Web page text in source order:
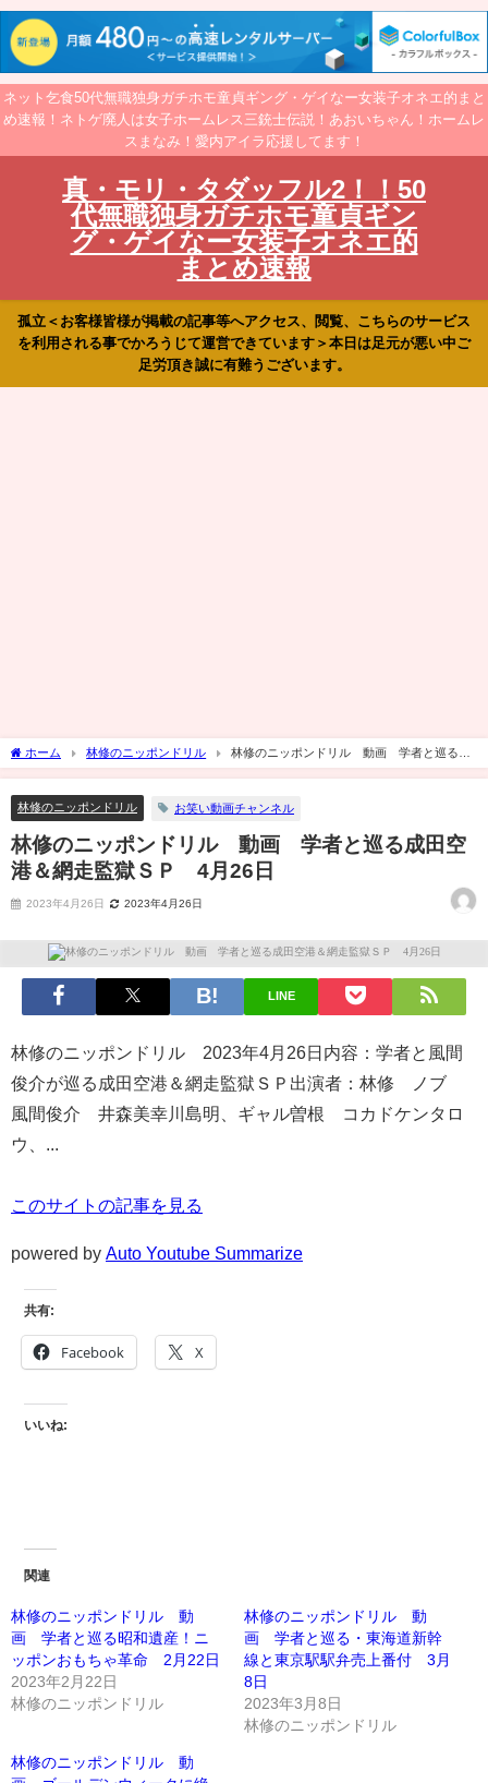
ネット乞食50代無職独身ガチホモ童貞ギング・ゲイなー女装子オネエ的まと
め速報！ネトゲ廃人は女子ホームレス三銃士伝説！あおいちゃん！ホームレ
スまなみ！愛内アイラ応援してます！
真・モリ・タダッフル2！！50
代無職独身ガチホモ童貞ギン
グ・ゲイなー女装子オネエ的
まとめ速報
孤立＜お客様皆様が掲載の記事等へアクセス、閲覧、こちらのサービス
を利用される事でかろうじて運営できています＞本日は足元が悪い中ご
足労頂き誠に有難うございます。
ホーム 林修のニッポンドリル
林修のニッポンドリル 動画 学者と巡る成
田空港＆網走監獄ＳＰ 4月26日
林修のニッポンドリル お笑い動画チャンネル
林修のニッポンドリル 動画 学者と巡る成田空
港＆網走監獄ＳＰ 4月26日
2023年4月26日 2023年4月26日
LINE
林修のニッポンドリル 2023年4月26日内容：学者と風間
俊介が巡る成田空港＆網走監獄ＳＰ出演者：林修 ノブ
風間俊介 井森美幸川島明、ギャル曽根 コカドケンタロ
ウ、...
このサイトの記事を見る
powered by Auto Youtube Summarize
共有:
Facebook X
いいね:
関連
林修のニッポンドリル 動
画 学者と巡る昭和遺産！ニ
ッポンおもちゃ革命 2月22日
2023年2月22日
林修のニッポンドリル
林修のニッポンドリル 動
画 学者と巡る・東海道新幹
線と東京駅駅弁売上番付 3月
8日
2023年3月8日
林修のニッポンドリル
林修のニッポンドリル 動